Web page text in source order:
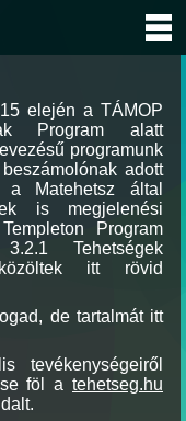
elején a TÁMOP
Program alatt
programunk
adott
Matehetsz által
is megjelenési
Program
Tehetségek
itt rövid
de tartalmát itt
tevékenységeiről
föl a tehetseg.hu